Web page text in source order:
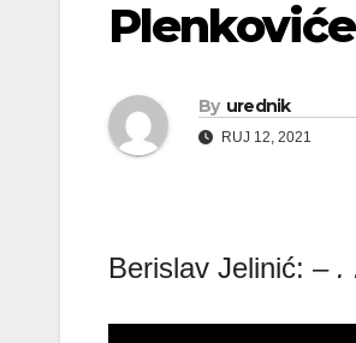
By urednik
RUJ 12, 2021
Berislav Jelinić: – .